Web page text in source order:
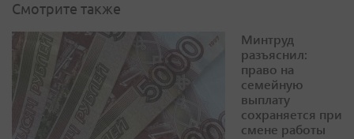
Смотрите также
Минтруд
разъяснил:
право на
семейную
выплату
сохраняется при
смене работы